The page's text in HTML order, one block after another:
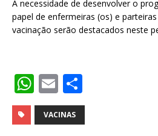
A necessidade de desenvolver o
papel de enfermeiras (os) e
vacinação serão destacados neste
W
h
at
E
m
ai
h
ar
VACINAS